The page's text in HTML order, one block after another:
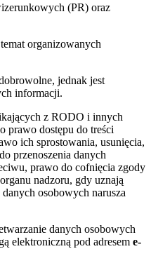
(PR) oraz
organizowanych
jednak jest
informacji.
z RODO i innych
prawo dostępu do treści
ich sprostowania, usunięcia,
przenoszenia danych
prawo do cofnięcia zgody
nadzoru, gdy uznają
osobowych narusza
danych osobowych
elektroniczną pod adresem e-